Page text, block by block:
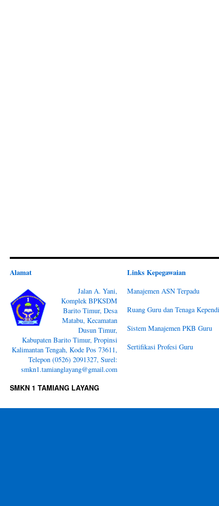
Alamat
Jalan A. Yani,
Komplek BPKSDM
Barito Timur, Desa
Matabu, Kecamatan
Dusun Timur,
Kabupaten Barito Timur, Propinsi
Kalimantan Tengah, Kode Pos 73611,
Telepon (0526) 2091327, Surel:
smkn1.tamianglayang@gmail.com
Links Kepegawaian
Manajemen ASN Terpadu
Ruang Guru dan Tenaga
Sistem Manajemen PKB Guru
Sertifikasi Profesi Guru
SMKN 1 TAMIANG LAYANG